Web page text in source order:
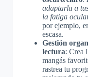
adaptarla a
la fatiga
por ejemplo,
escasa.
Gestión
lectura: Crea
mangás
rastrea tu